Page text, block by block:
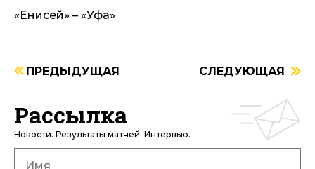
«Енисей» – «Уфа»
ПРЕДЫДУЩАЯ СЛЕДУЮЩАЯ
Рассылка
Новости. Результаты матчей. Интервью.